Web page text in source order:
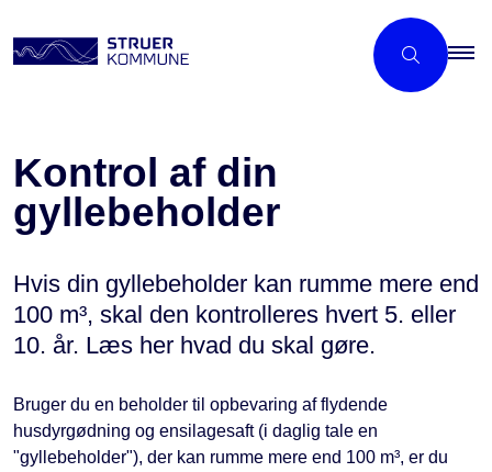
Kontrol af din
gyllebeholder
Hvis din gyllebeholder kan rumme mere end
100 m³, skal den kontrolleres hvert 5. eller
10. år. Læs her hvad du skal gøre.
Bruger du en beholder til opbevaring af flydende
husdyrgødning og ensilagesaft (i daglig tale en
"gyllebeholder"), der kan rumme mere end 100 m³, er du